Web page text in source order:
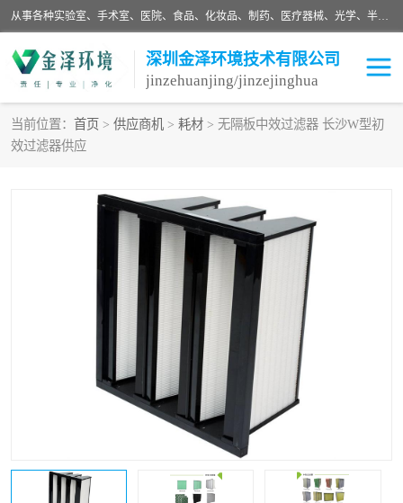
从事各种实验室、手术室、医院、食品、化妆品、制药、医疗器械、光学、半导体、精密电子等无尘车间行业的洁净车间装修设计、净化设备、恒温恒湿空调的设计制作与安装、净化系统工程项目施工及其技术支持服务。
深圳金泽环境技术有限公司
jinzehuanjing/jinzejinghua
当前位置： 首页 > 供应商机 > 耗材 > 无隔板中效过滤器 长沙W型初
效过滤器供应
耗材
GMP车间净化
生命工程
食品饮料
光电车间
过滤器
百级